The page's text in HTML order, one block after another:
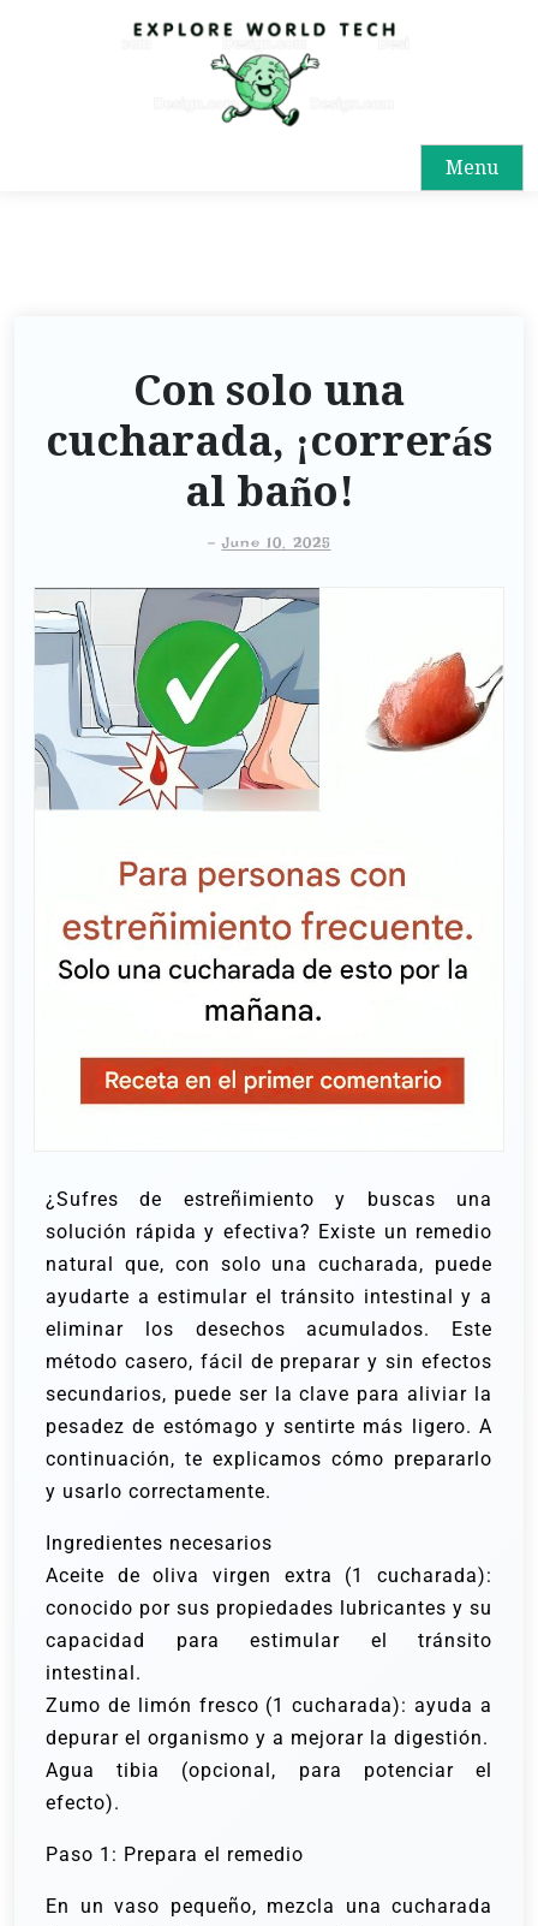
Menu
Con solo una
cucharada, ¡correrás
al baño!
-June 10, 2025
¿Sufres de estreñimiento y buscas una
solución rápida y efectiva? Existe un remedio
natural que, con solo una cucharada, puede
ayudarte a estimular el tránsito intestinal y a
eliminar los desechos acumulados. Este
método casero, fácil de preparar y sin efectos
secundarios, puede ser la clave para aliviar la
pesadez de estómago y sentirte más ligero. A
continuación, te explicamos cómo prepararlo
y usarlo correctamente.
Ingredientes necesarios
Aceite de oliva virgen extra (1 cucharada):
conocido por sus propiedades lubricantes y su
capacidad para estimular el tránsito
intestinal.
Zumo de limón fresco (1 cucharada): ayuda a
depurar el organismo y a mejorar la digestión.
Agua tibia (opcional, para potenciar el
efecto).
Paso 1: Prepara el remedio
En un vaso pequeño, mezcla una cucharada